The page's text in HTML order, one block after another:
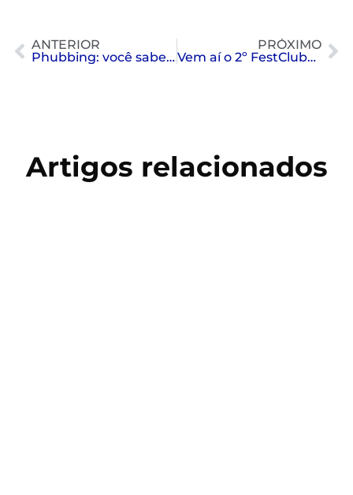
ANTERIOR
Phubbing: você sabe o que é?
PRÓXIMO
Vem aí o 2º FestClubeSP
Artigos relacionados